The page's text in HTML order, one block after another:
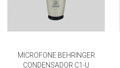
MICROFONE BEHRINGER
CONDENSADOR C1-U